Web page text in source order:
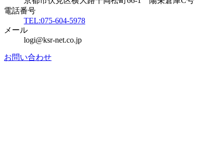
電話番号
TEL:075-604-5978
メール
logi@ksr-net.co.jp
お問い合わせ